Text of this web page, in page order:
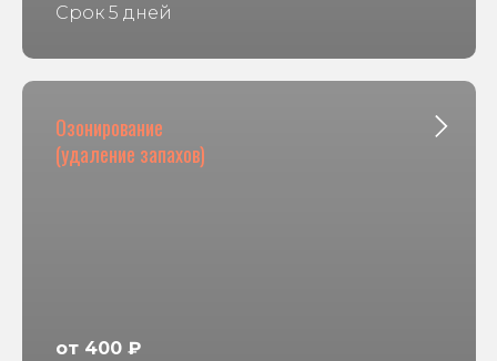
Срок 5 дней
Озонирование
(удаление запахов)
от 400 ₽